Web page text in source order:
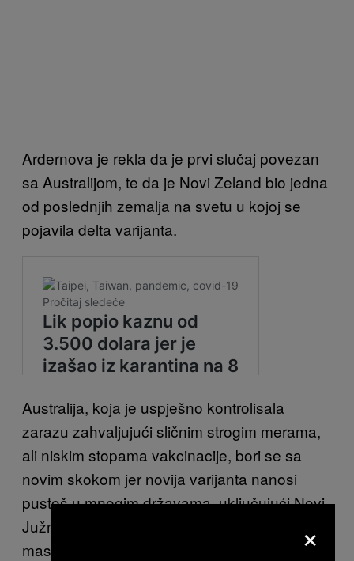
Ardernova je rekla da je prvi slučaj povezan
sa Australijom, te da je Novi Zeland bio jedna
od poslednjih zemalja na svetu u kojoj se
pojavila delta varijanta.
Australija, koja je uspješno kontrolisala
zarazu zahvaljujući sličnim strogim merama,
ali niskim stopama vakcinacije, bori se sa
novim skokom jer novija varijanta nanosi
pustoš u mnogim državama, uključujući Novi
Južni Vels gdje je prošlog mjeseca izbio
masovni protest protiv zatvaranja. Ovo je
×